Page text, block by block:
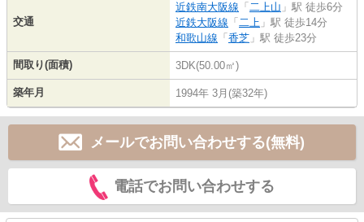
交通
近鉄南大阪線 「 二上山 」駅 徒歩6分
近鉄大阪線 「 二上 」駅 徒歩14分
和歌山線 「 香芝 」駅 徒歩23分
間取り(面積) 3DK(50.00㎡)
築年月 1994年 3月(築32年)
メールでお問い合わせする(無料)
電話でお問い合わせする